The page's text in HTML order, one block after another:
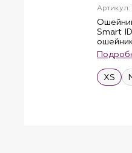
Артикул:
Smart
бирка с
кодом.
XS